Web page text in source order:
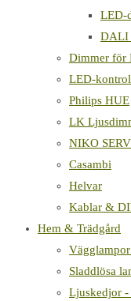
LED-
DALI
Dimmer för
LED-
Philips HUE
LK
NIKO
Casambi
Helvar
Kablar &
Hem & Trädgård
Sladdlösa
Ljuskedjor -